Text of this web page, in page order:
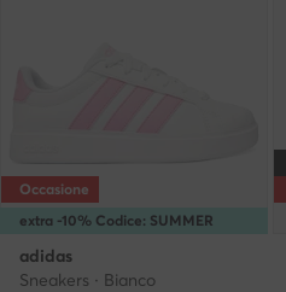
extra -10% Codice: SUMMER
Occasione
adidas
Sneakers · Bianco